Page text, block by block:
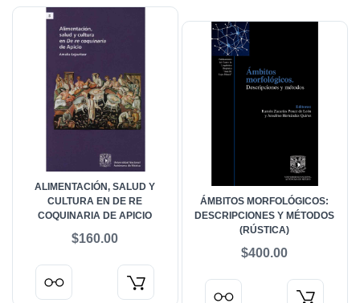
ALIMENTACIÓN, SALUD Y
CULTURA EN DE RE
COQUINARIA DE APICIO
$160.00
ÁMBITOS MORFOLÓGICOS:
DESCRIPCIONES Y MÉTODOS
(RÚSTICA)
$400.00